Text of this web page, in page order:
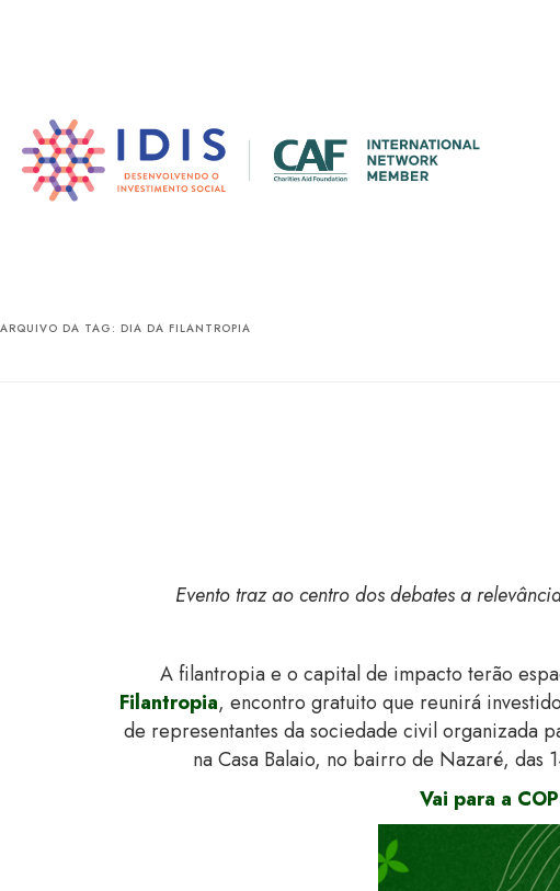
ARQUIVO DA TAG: DIA DA FILANTROPIA
Evento traz ao centro dos debates a
A filantropia e o capital de impacto terão
Filantropia, encontro gratuito que reunirá
de representantes da sociedade civil organizada
na Casa Balaio, no bairro de Nazaré, das
Vai para a